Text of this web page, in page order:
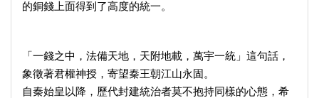
的銅錢上面得到了高度的統一。
「一錢之中，法備天地，天附地載，萬宇一統」這句話，
象徵著君權神授，寄望秦王朝江山永固。
自秦始皇以降，歷代封建統治者莫不抱持同樣的心態，希